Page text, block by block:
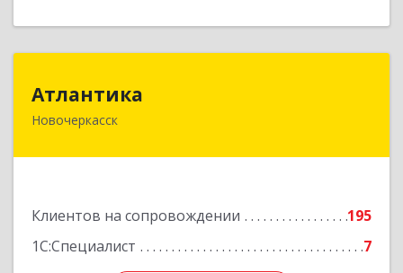
Атлантика
Новочеркасск
Клиентов на сопровождении
195
1С:Специалист
7
346428, Ростовская обл, Новочеркасск г,